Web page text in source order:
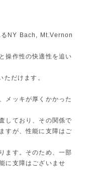
るNY Bach, Mt.Vernon
操作性の快適性を追い
ただけます。
メッキが厚くかかった
しており、その関係で
すが、性能に支障はご
ます。そのため、一部
に支障はございませ